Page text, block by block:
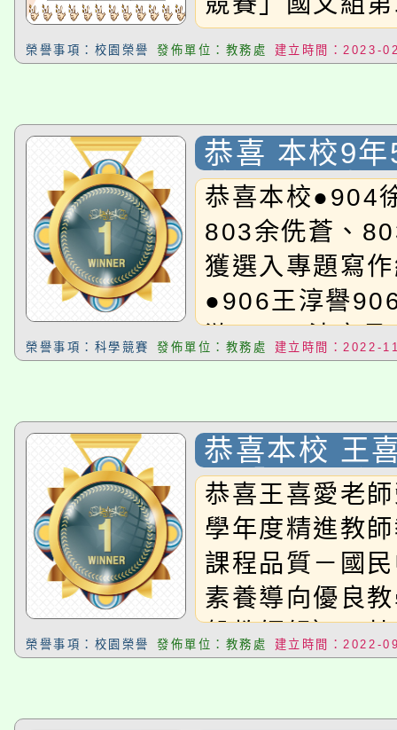
榮譽事項：校園榮譽 發佈單位：教務處 建立時間：2023-
恭喜 本校9
蓉、8年7班
參加〈桃園
學生資訊教
榮獲 佳作
恭喜本校●904
803余侁蒼、
獲選入專題寫
●906王淳譽
漩、803沈奕
岑、807羅建
※807羅建宇
決賽獲得佳作
榮譽事項：科學競賽 發佈單位：教務處 建立時間：2022-
恭喜本校 王
加「110學年
師教學專業
－國民中小
導向優良教
般教師組）
優
恭喜王喜愛老
學年度精進教
課程品質－國
素養導向優良
般教師組）
恭喜!!為校爭
榮譽事項：校園榮譽 發佈單位：教務處 建立時間：2022-